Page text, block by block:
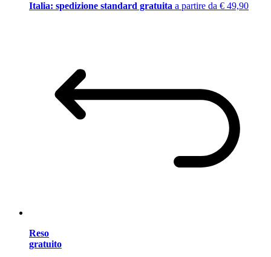
Italia: spedizione standard gratuita a partire da € 49,90
Reso
gratuito